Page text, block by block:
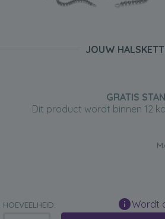
JOUW
GRATIS
Dit product wordt binnen 12
HOEVEELHEID: Wordt